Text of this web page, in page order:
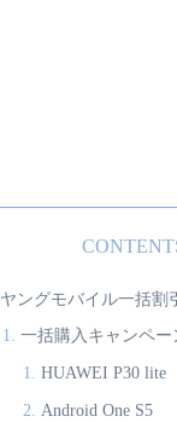
ヤングモバイル一括割
一括購入キャンペ
HUAWEI P30 lite
Android One S5